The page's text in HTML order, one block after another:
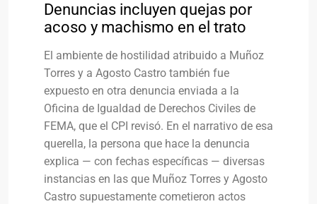
Denuncias incluyen quejas por
acoso y machismo en el trato
El ambiente de hostilidad atribuido a Muñoz
Torres y a Agosto Castro también fue
expuesto en otra denuncia enviada a la
Oficina de Igualdad de Derechos Civiles de
FEMA, que el CPI revisó. En el narrativo de esa
querella, la persona que hace la denuncia
explica — con fechas específicas — diversas
instancias en las que Muñoz Torres y Agosto
Castro supuestamente cometieron actos